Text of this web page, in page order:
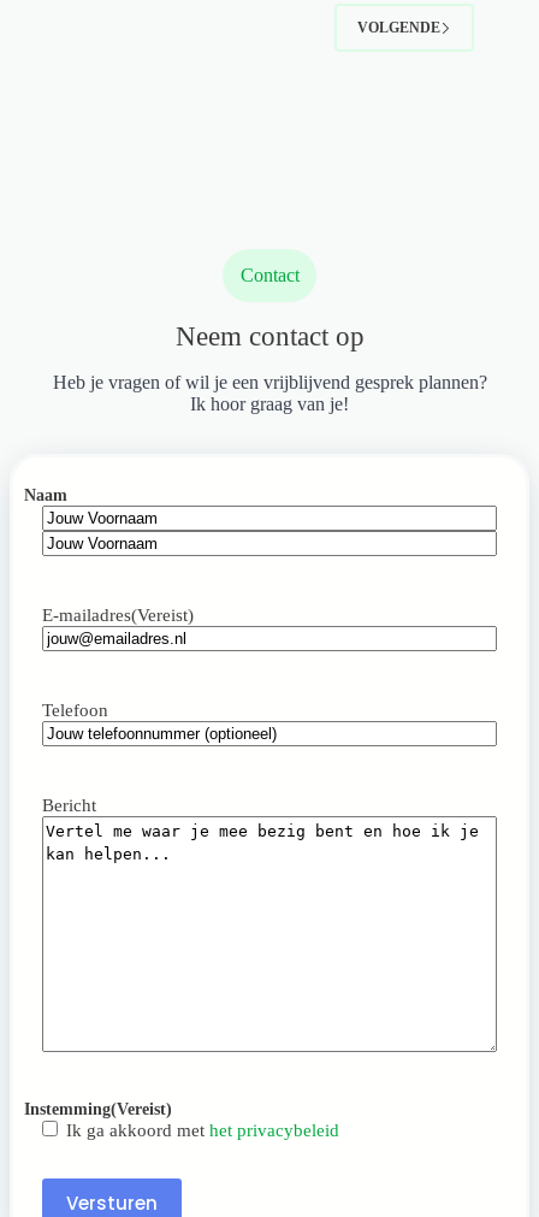
VOLGENDE
Contact
Neem contact op
Heb je vragen of wil je een vrijblijvend gesprek plannen?
Ik hoor graag van je!
Naam
Voornaam
E-mailadres(Vereist)
Telefoon
Bericht
Instemming(Vereist)
Ik ga akkoord met het privacybeleid
Versturen